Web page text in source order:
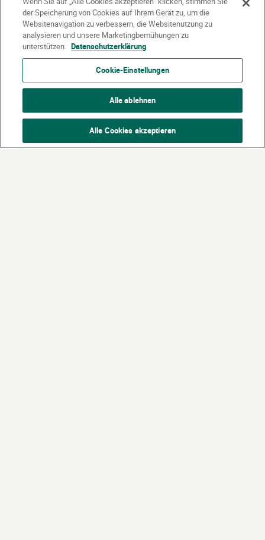
der Speicherung von Cookies auf Ihrem Gerät zu, um die
Websitenavigation zu verbessern, die Websitenutzung zu
analysieren und unsere Marketingbemühungen zu
unterstützen. Datenschutzerklärung
Cookie-Einstellungen
Alle ablehnen
Alle Cookies akzeptieren